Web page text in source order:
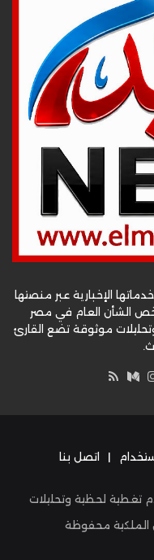
الإخبارية عبر منصتها
يخص الشأن العام في مصر
موثوقة تضع القارئ
انستقرام
وسط
| اتصل بنا
تغطية لحظية وتحليلات
محفوظة